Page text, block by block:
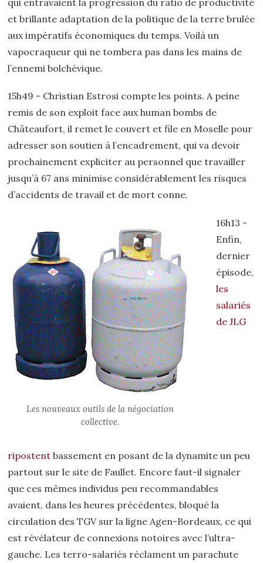
qui entravaient la progression du ratio de productivité
et brillante adaptation de la politique de la terre brulée
aux impératifs économiques du temps. Voilà un
vapocraqueur qui ne tombera pas dans les mains de
l’ennemi bolchévique.
15h49 - Christian Estrosi compte les points. A peine
remis de son exploit face aux human bombs de
Châteaufort, il remet le couvert et file en Moselle pour
adresser son soutien à l’encadrement, qui va devoir
prochainement expliciter au personnel que travailler
jusqu’à 67 ans minimise considérablement les risques
d’accidents de travail et de mort conne.
Les nouveaux outils de la négociation
collective.
16h13 -
Enfin,
dernier
épisode,
les
salariés
de JLG
ripostentbassement en posant de la dynamite un peu
partout sur le site de Faullet. Encore faut-il signaler
que ces mêmes individus peu recommandables
avaient, dans les heures précédentes, bloqué la
circulation des TGV sur la ligne Agen-Bordeaux, ce qui
est révélateur de connexions notoires avec l’ultra-
gauche. Les terro-salariés réclament un parachute